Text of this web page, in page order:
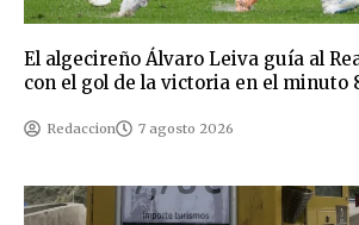
El algecireño Álvaro Leiva guía al
con el gol de la victoria en el minuto
Redaccion 7 agosto 2026